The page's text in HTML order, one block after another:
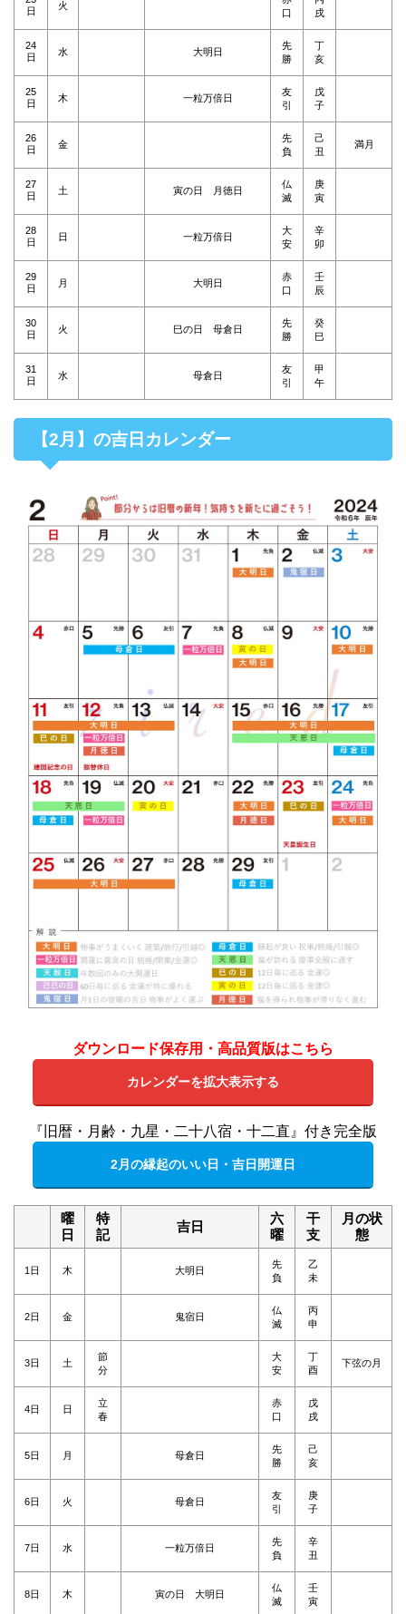
日
火
口
戌
24
日
水 大明日
先
勝
丁
亥
25
日
木 一粒万倍日
友
引
戊
子
26
日
金
先
負
己
丑
満月
27
日
土 寅の日 月徳日
仏
滅
庚
寅
28
日
日 一粒万倍日
大
安
辛
卯
29
日
月 大明日
赤
口
壬
辰
30
日
火 巳の日 母倉日
先
勝
癸
巳
31
日
水 母倉日
友
引
甲
午
【2月】の吉日カレンダー
ダウンロード保存用・高品質版はこちら
カレンダーを拡大表示する
『旧暦・月齢・九星・二十八宿・十二直』付き完全版
2月の縁起のいい日・吉日開運日
曜
日
特
記
吉日
六
曜
干
支
月の状
態
1日 木 大明日
先
負
乙
未
2日 金 鬼宿日
仏
滅
丙
申
3日 土
節
分
大
安
丁
酉
下弦の月
4日 日
立
春
赤
口
戊
戌
5日 月 母倉日
先
勝
己
亥
6日 火 母倉日
友
引
庚
子
7日 水 一粒万倍日
先
負
辛
丑
8日 木 寅の日 大明日
仏
滅
壬
寅